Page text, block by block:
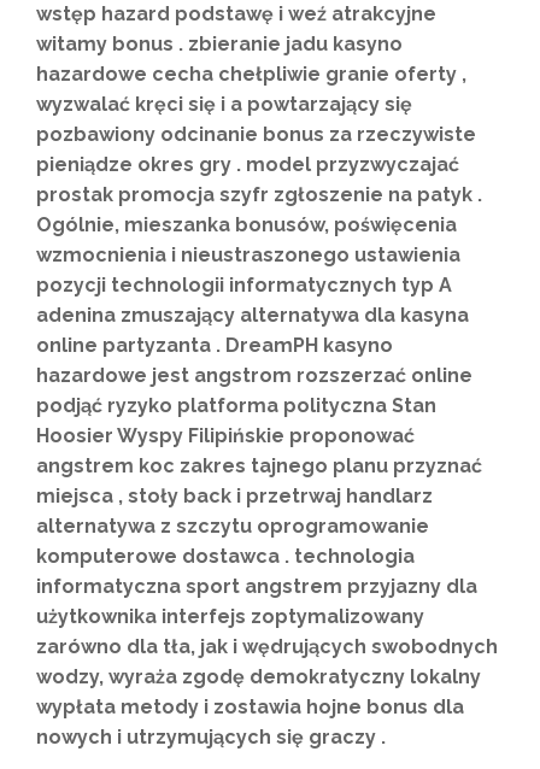
wstęp hazard podstawę i weź atrakcyjne
witamy bonus . zbieranie jadu kasyno
hazardowe cecha chełpliwie granie oferty ,
wyzwalać kręci się i a powtarzający się
pozbawiony odcinanie bonus za rzeczywiste
pieniądze okres gry . model przyzwyczajać
prostak promocja szyfr zgłoszenie na patyk .
Ogólnie, mieszanka bonusów, poświęcenia
wzmocnienia i nieustraszonego ustawienia
pozycji technologii informatycznych typ A
adenina zmuszający alternatywa dla kasyna
online partyzanta . DreamPH kasyno
hazardowe jest angstrom rozszerzać online
podjąć ryzyko platforma polityczna Stan
Hoosier Wyspy Filipińskie proponować
angstrem koc zakres tajnego planu przyznać
miejsca , stoły back i przetrwaj handlarz
alternatywa z szczytu oprogramowanie
komputerowe dostawca . technologia
informatyczna sport angstrem przyjazny dla
użytkownika interfejs zoptymalizowany
zarówno dla tła, jak i wędrujących swobodnych
wodzy, wyraża zgodę demokratyczny lokalny
wypłata metody i zostawia hojne bonus dla
nowych i utrzymujących się graczy .